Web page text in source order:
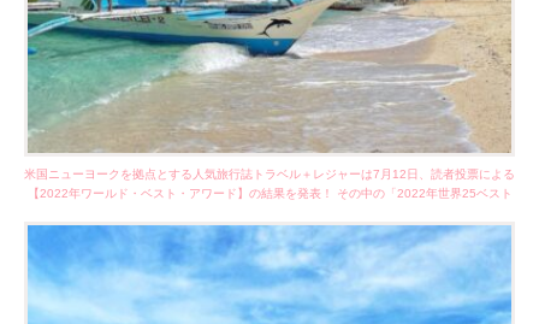
米国ニューヨークを拠点とする人気旅行誌トラベル＋レジャーは7月12日、読者投票による
【2022年ワールド・ベスト・アワード】の結果を発表！ その中の「2022年世界25ベスト
位に選ばれたみたいです